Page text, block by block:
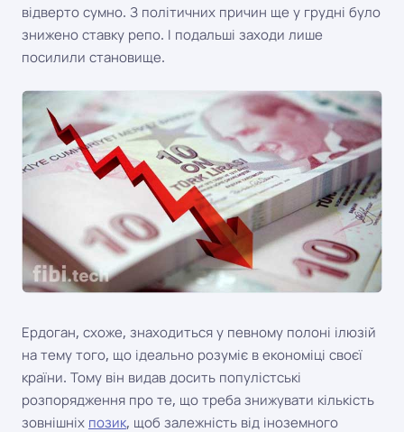
відверто сумно. З політичних причин ще у грудні було
знижено ставку репо. І подальші заходи лише
посилили становище.
Ердоган, схоже, знаходиться у певному полоні ілюзій
на тему того, що ідеально розуміє в економіці своєї
країни. Тому він видав досить популістські
розпорядження про те, що треба знижувати кількість
зовнішніх позик, щоб залежність від іноземного